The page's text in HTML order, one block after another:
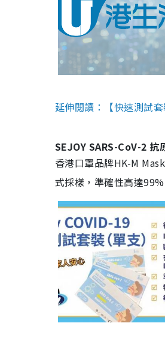
延伸閱讀：【快速測試
SEJOY SARS-CoV-2 抗
香港口罩品牌HK-M
式採樣，準確性高達